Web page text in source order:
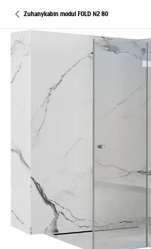
Zuhanykabin modul FOLD N2 80